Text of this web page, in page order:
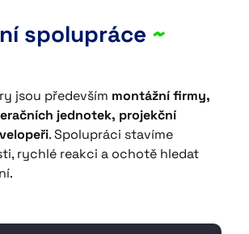
spolupráce ~
jsou především montážní firmy,
jednotek, projekční
. Spolupráci stavíme
rychlé reakci a ochotě hledat